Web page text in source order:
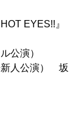
EYES!!』
公演）
新人公演） 坂